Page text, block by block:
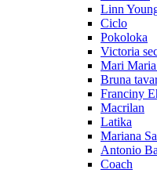
Linn
Ciclo
Pokoloka
Victoria
Mari
Bruna
Franciny
Macrilan
Latika
Mariana
Antonio
Coach